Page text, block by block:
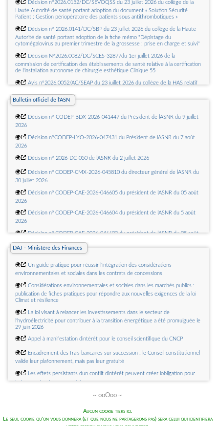
🌍
Décision n°2026.0152/DC/SEVOQSS du 23 juillet 2026 du collège de la
Haute Autorité de santé portant adoption du document « Solution Sécurité
Patient : Gestion périopératoire des patients sous antithrombotiques »
🌍
Décision n° 2026.0141/DC/SBP du 23 juillet 2026 du collège de la Haute
Autorité de santé portant adoption de la fiche mémo "Dépistage du
cytomégalovirus au premier trimestre de la grossesse : prise en charge et suivi"
🌍
Décision N°2026.0082/DC/SCES-32877du 1er juillet 2026 de la
commission de certification des établissements de santé relative à la certification
de l'installation autonome de chirurgie esthétique Clinique 55
🌍
Avis n°2026.0052/AC/SEAP du 23 juillet 2026 du collège de la HAS relatif
162-1-7 du CSS, de plusieurs actes relatifs au diagnostic biologique de linfection
damplification des acides nucléiques (TAAN) multiplex dans la prise en charge
médicale du sepsis
🌍
Avis n°2026.0050/AC/SEAP du 16 juillet 2026 du Collège de la HAS relatif
à linscription sur la LAP mentionnée à larticle L. 162-1-7 du CSS, de lacte de
radiothérapie peropératoire par photons X, en adjuvant à la tumorectomie, dans
le traitement du cancer du sein précoce à faible risque de récidive
Avis n°2026.0051/AC/SEAP du 16 juillet 2026 du collège de la HAS relatif
biologie médicale liés au HLA couvrant lactivité et le suivi en routine des
hématopoïétique de ladulte et de lenfant
🌍
Décision n° 2026.0154/DC/SESPEV du 23 juillet 2026 du collège de la
Révision de la stratégie de vaccination contre les infections invasives à
pneumocoques : Place des vaccins à haute valence PREVENAR 20 chez les
nourrissons, les enfants et adultes, et CAPVAXIVE chez les adultes »
Bulletin officiel de l'ASN
🌍
Décision n° CODEP-BDX-2026-041447 du Président de lASNR du 9 juillet
2026
🌍
Décision n°CODEP-LYO-2026-047431 du Président de lASNR du 7 août
2026
🌍 Décision n° 2026-DC-050 de lASNR du 2 juillet 2026
🌍
Décision nº CODEP-CMX-2026-045810 du directeur général de lASNR du
30 juillet 2026
🌍
Décision nº CODEP-CAE-2026-046605 du président de lASNR du 05 août
2026
🌍
Décision nº CODEP-CAE-2026-046604 du président de lASNR du 5 août
2026
🌍
Décision nº CODEP-CAE-2026-046602 du président de lASNR du 05 août
2026
🌍
Décision n° CODEP-CAE-2026-046984 du Président de lASNR du 5 août
2026
🌍
Décision nº CODEP-MRS-2026-046744 du président de lASNR du 5 août
2026
DAJ - Ministère des Finances
🌍
Un guide pratique pour réussir l'intégration des considérations
environnementales et sociales dans les contrats de concessions
🌍
Considérations environnementales et sociales dans les marchés publics :
publication de fiches pratiques pour répondre aux nouvelles exigences de la loi
Climat et résilience
🌍
La loi visant à relancer les investissements dans le secteur de
l'hydroélectricité pour contribuer à la transition énergétique a été promulguée le
29 juin 2026
🌍 Appel à manifestation dintérêt pour le conseil scientifique du CNCP
🌍
Encadrement des frais bancaires sur succession : le Conseil constitutionnel
valide leur plafonnement, mais pas leur gratuité
🌍
Les effets persistants dun conflit dintérêt peuvent créer lobligation pour
lacheteur dexclure un candidat
Loi relative à la lutte contre les fraudes sociales et fiscales : un nouveau
🌍
Un marché dont les prestations ont été intégralement exécutées par le
~ ooOoo ~
Aucun cookie tiers ici.
Le seul cookie qu'on vous donnera (et que nous ne partagerons pas) sera celui qui identifiera